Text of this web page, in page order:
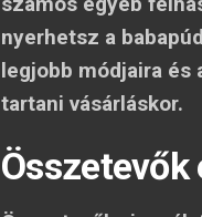
nyerhetsz a
legjobb módjaira és
tartani vásárláskor.